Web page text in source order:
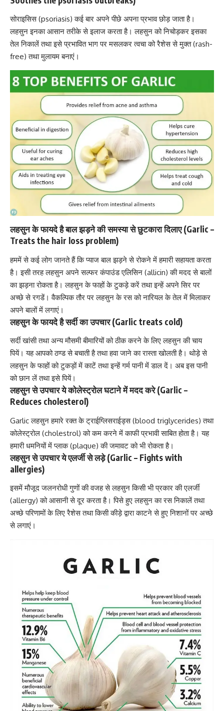
सोराइसिस (psoriasis) कई बार अपने पीछे अपना प्रभाव छोड़ जाता है।
लहसुन इनका आसान तरीके से इलाज करता है। लहसुन को निचोड़कर इसका
तेल निकालें तथा इसे प्रभावित भाग पर मसलकर त्वचा को रैशेस से मुक्त (rash-
free) तथा मुलायम बनाएं।
लहसुन के फायदे है बाल झड़ने की समस्या से छुटकारा दिलाए (Garlic –
Treats the hair loss problem)
हममें से कई लोग जानते हैं किप्याज बाल झड़ने से रोकने में हमारी सहायता करता
है। इसी तरह लहसुन अपने सल्फर कंपाउंडएलिसिन (allicin) की मदद से बालों
का झड़ना रोकता है। लहसुन के फाहों के टुकड़े करें तथा इन्हें अपने सिर पर
अच्छे से रगडें। वैकल्पिक तौर पर लहसुन के रस को नारियल के तेल में मिलाकर
अपने बालों में लगाएं।
लहसुन के फायदे है सर्दी का उपचार (Garlic treats cold)
सर्दी खांसीतथा अन्य मौसमी बीमारियों को ठीक करने के लिए लहसुन की चाय
पियें। यह आपको ठण्ड से बचाती है तथा हवा जाने का रास्ता खोलती है। थोड़े से
लहसुन के फाहों को टुकड़ों में काटें तथा इन्हें गर्म पानी में डाल दें। अब इस पानी
को छान लें तथा इसे पियें।
लहसुन से उपचार ये कोलेस्ट्रोल घटाने में मदद करे (Garlic –
Reduces cholesterol)
Garlic लहसुन हमारे रक्त के ट्राईग्लिसराईड्स (blood triglycerides) तथा
कोलेस्ट्रोल (cholestrol) को कम करने में काफी प्रभावी साबित होता है। यह
हमारी धमनियों में प्लाक (plaque) की जमावट को भी रोकता है।
लहसुन से उपचार ये एलर्जी से लड़े (Garlic – Fights with
allergies)
इसमें मौजूद जलनरोधी गुणों की वजह से लहसुन किसी भी प्रकार कीएलर्जी
(allergy) को आसानी से दूर करता है। पिसे हुए लहसुन का रस निकालें तथा
अच्छे परिणामों के लिए रैशेस तथा किसी कीड़े द्वारा काटने से हुए निशानों पर अच्छे
से लगाएं।